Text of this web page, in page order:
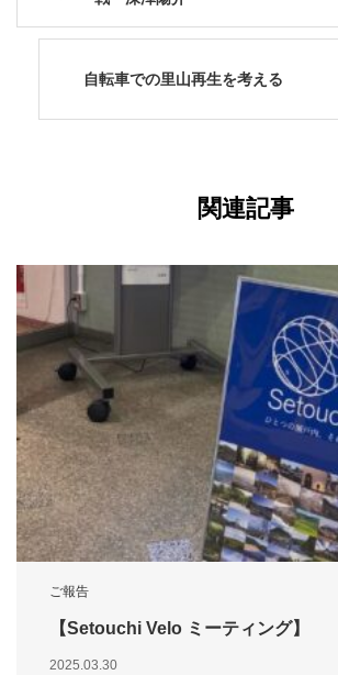
自転車での里山再生を考える
関連記事
ご報告
【Setouchi Velo ミーティング】
2025.03.30